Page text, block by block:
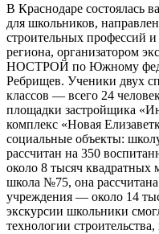
В Краснодаре состоялась
для школьников,
строительных профессий и
региона, организатором
НОСТРОЙ по Южному
Ребрищев. Ученики двух
классов — всего 24
площадки застройщика
комплекс «Новая
социальные объекты:
рассчитан на 350
около 8 тысяч квадратных
школа №75, она
учреждения — около 14
экскурсии школьники
технологии